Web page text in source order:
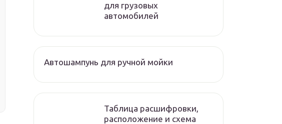
для грузовых
автомобилей
Автошампунь для ручной мойки
Таблица расшифровки,
расположение и схема